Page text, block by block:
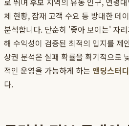
체 현황, 잠재 고객 수요 등 방대한 데
분석합니다. 단순히 '좋아 보이는' 자
해 수익성이 검증된 최적의 입지를 제
상권 분석은 실패 확률을 획기적으로
적인 운영을 가능하게 하는 앤딩스터
다.